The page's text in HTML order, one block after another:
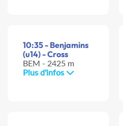
10:35 - Benjamins
(u14) - Cross
BEM - 2425 m
Plus d'infos